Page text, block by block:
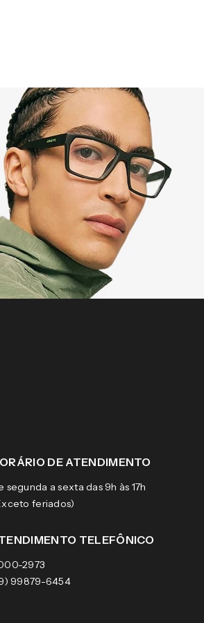
DE ATENDIMENTO
segunda a sexta das 9h às 17h
feriados)
TELEFÔNICO
2973
99879-6454